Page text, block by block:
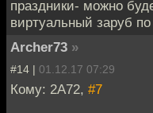
праздники- можно
виртуальный заруб
Archer73 »
#14 | 01.12.17 07:29
Кому: 2A72, #7